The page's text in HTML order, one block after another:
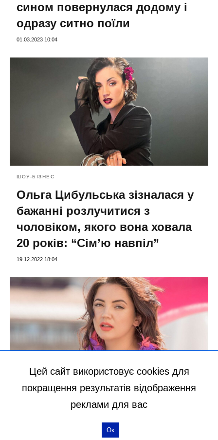
сином повернулася додому і
одразу ситно поїли
01.03.2023 10:04
ШОУ-БІЗНЕС
Ольга Цибульська зізналася у
бажанні розлучитися з
чоловіком, якого вона ховала
20 років: “Сім’ю навпіл”
19.12.2022 18:04
Співачка Оля Цибульська за
спиною у чоловіка відправила
Цей сайт використовує cookies для
покращення результатів відображення
реклами для вас
Ок